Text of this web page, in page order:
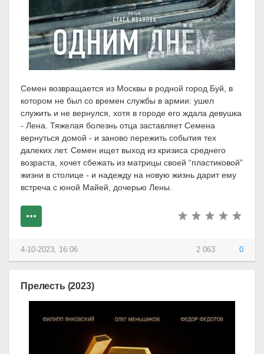
Семен возвращается из Москвы в родной город Буй, в
котором не был со времен службы в армии: ушел
служить и не вернулся, хотя в городе его ждала девушка
- Лена. Тяжелая болезнь отца заставляет Семена
вернуться домой - и заново пережить события тех
далеких лет. Семен ищет выход из кризиса среднего
возраста, хочет сбежать из матрицы своей “пластиковой”
жизни в столице - и надежду на новую жизнь дарит ему
встреча с юной Майей, дочерью Лены.
2 063 0
4-10-2023, 16:06
Прелесть (2023)